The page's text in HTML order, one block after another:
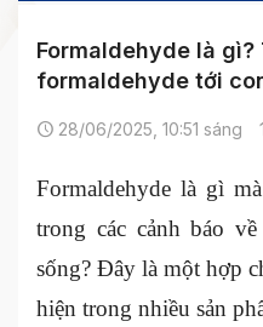
Formaldehyde là gì?
formaldehyde tới
28/06/2025, 10:51 sáng
Formaldehyde là gì
trong các cảnh báo
sống? Đây là một hợp
hiện trong nhiều sản